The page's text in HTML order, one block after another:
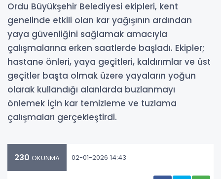
Ordu Büyükşehir Belediyesi ekipleri, kent
genelinde etkili olan kar yağışının ardından
yaya güvenliğini sağlamak amacıyla
çalışmalarına erken saatlerde başladı. Ekipler;
hastane önleri, yaya geçitleri, kaldırımlar ve üst
geçitler başta olmak üzere yayaların yoğun
olarak kullandığı alanlarda buzlanmayı
önlemek için kar temizleme ve tuzlama
çalışmaları gerçekleştirdi.
230 OKUNMA 02-01-2026 14:43